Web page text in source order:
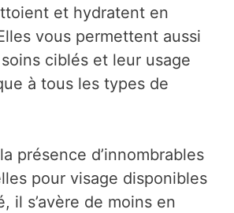
et hydratent en
vous permettent aussi
soins ciblés et leur usage
à tous les types de
présence d’innombrables
pour visage disponibles
il s’avère de moins en